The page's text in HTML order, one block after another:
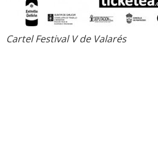
Cartel Festival V de Valarés